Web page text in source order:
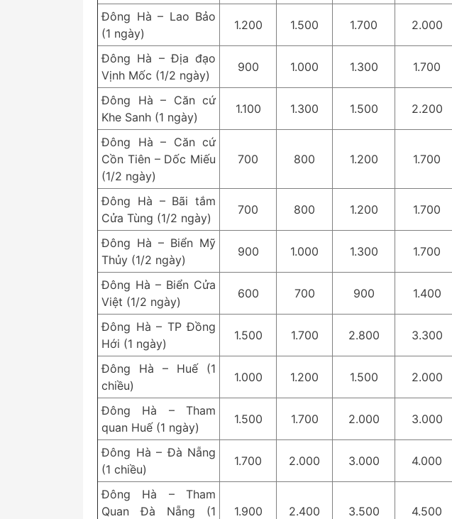
Đông Hà – Lao Bảo
(1 ngày)
1.200 1.500 1.700 2.000
Đông Hà – Địa đạo
Vịnh Mốc (1/2 ngày)
900 1.000 1.300 1.700
Đông Hà – Căn cứ
Khe Sanh (1 ngày)
1.100 1.300 1.500 2.200
Đông Hà – Căn cứ
Cồn Tiên – Dốc Miếu
(1/2 ngày)
700 800 1.200 1.700
Đông Hà – Bãi tắm
Cửa Tùng (1/2 ngày)
700 800 1.200 1.700
Đông Hà – Biển Mỹ
Thủy (1/2 ngày)
900 1.000 1.300 1.700
Đông Hà – Biển Cửa
Việt (1/2 ngày)
600 700 900 1.400
Đông Hà – TP Đồng
Hới (1 ngày)
1.500 1.700 2.800 3.300
Đông Hà – Huế (1
chiều)
1.000 1.200 1.500 2.000
Đông Hà – Tham
quan Huế (1 ngày)
1.500 1.700 2.000 3.000
Đông Hà – Đà Nẵng
(1 chiều)
1.700 2.000 3.000 4.000
Đông Hà – Tham
Quan Đà Nẵng (1
1.900 2.400 3.500 4.500